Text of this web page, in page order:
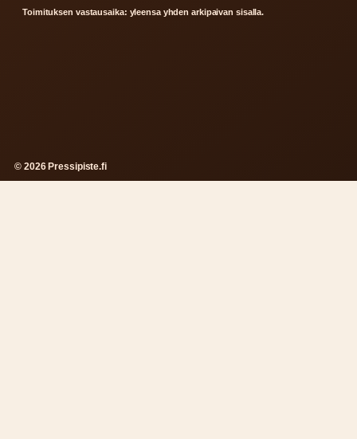
Toimituksen vastausaika: yleensa yhden arkipaivan sisalla.
© 2026 Pressipiste.fi